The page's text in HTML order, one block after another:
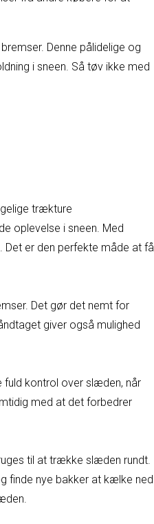
Denne pålidelige og
i sneen. Så tøv ikke med
trækture
oplevelse i sneen. Med
er den perfekte måde at få
Det gør det nemt for
giver også mulighed
fuld kontrol over slæden, når
med at det forbedrer
til at trække slæden rundt.
finde nye bakker at kælke ned